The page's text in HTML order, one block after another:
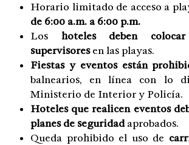
Horario limitado de acceso a
de 6:00 a.m. a 6:00 p.m.
Los hoteles deben
supervisoresen las playas.
Fiestas y eventos están
balnearios, en línea con lo
Ministerio de Interior y Policía.
Hoteles que realicen eventos
planes de seguridadaprobados.
Queda prohibido el uso de